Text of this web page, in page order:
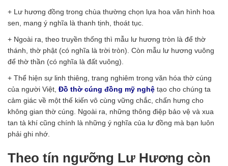
+ Lư hương đồng trong chùa thường chọn lựa hoa văn hình hoa
sen, mang ý nghĩa là thanh tịnh, thoát tục.
+ Ngoài ra, theo truyền thống thì mẫu lư hương tròn là để thờ
thánh, thờ phật (có nghĩa là trời tròn). Còn mẫu lư hương vuông
để thờ thần (có nghĩa là đất vuông).
+ Thể hiện sự linh thiêng, trang nghiêm trong văn hóa thờ cúng
của người Việt, Đồ thờ cúng đồng mỹ nghệ tạo cho chúng ta
cảm giác về một thế kiến vô cùng vững chắc, chấn hưng cho
không gian thờ cúng. Ngoài ra, những thông điệp bảo vệ và xua
tan tà khí cũng chính là những ý nghĩa của lư đồng mà bạn luôn
phải ghi nhớ.
Theo tín ngưỡng Lư Hương còn